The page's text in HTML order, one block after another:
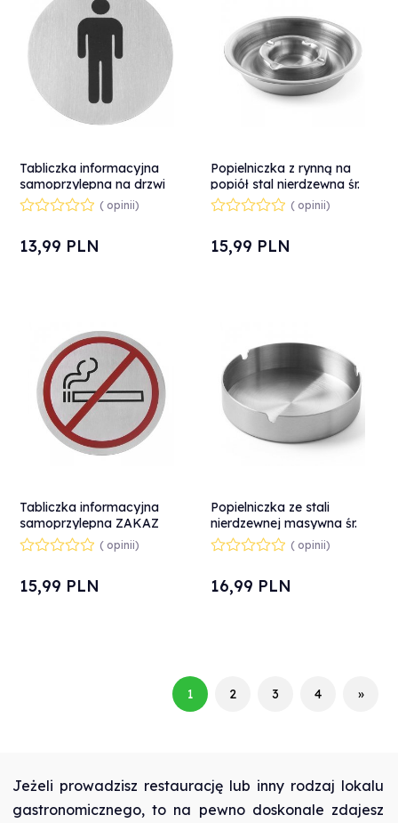
Tabliczka informacyjna
samoprzylepna na drzwi
do WC mężczyźni śr. 75
mm
( opinii)
13,99 PLN
Popielniczka z rynną na
popiół stal nierdzewna śr.
160mm - Hendi 440100
( opinii)
15,99 PLN
Tabliczka informacyjna
samoprzylepna ZAKAZ
PALENIA stal nierdzewna
śr. 75mm - Hendi 663790
( opinii)
15,99 PLN
Popielniczka ze stali
nierdzewnej masywna śr.
80mm - Hendi 440803
( opinii)
16,99 PLN
1 2 3 4 »
Jeżeli prowadzisz restaurację lub inny rodzaj lokalu
gastronomicznego, to na pewno doskonale zdajesz